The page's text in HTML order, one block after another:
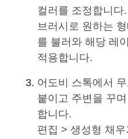
컬러를 조정합니다.
브러시로 원하는
를 불러와 해당 레
적용합니다.
어도비 스톡에서
붙이고 주변을 꾸
합니다.
편집 > 생성형 채우